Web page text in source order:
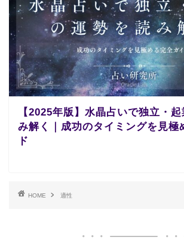
【2025年版】水晶占いで独立・
み解く｜成功のタイミングを見極
ド
HOME 適性